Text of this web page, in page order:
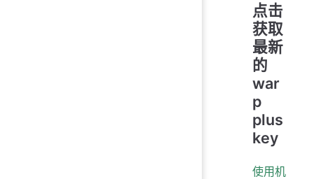
点击
获取
最新
的
war
p
plus
key
使用机